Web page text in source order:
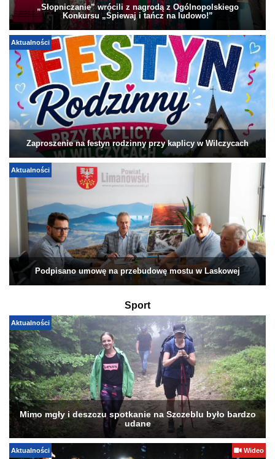
„Słopniczanie” wrócili z nagrodą z Ogólnopolskiego
Konkursu „Śpiewaj i tańcz na ludowo!”
Aktualności
Zaproszenie na festyn rodzinny przy kaplicy w Wilczycach
Aktualności
Podpisano umowę na przebudowę mostu w Laskowej
Sport
Aktualności
Mimo mgły i deszczu spotkanie na Szczeblu było bardzo
udane
Aktualności Wideo